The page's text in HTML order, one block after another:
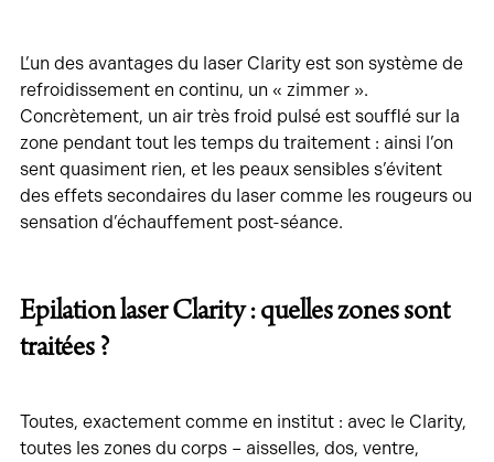
L’un des avantages du laser Clarity est son système de
refroidissement en continu, un « zimmer ».
Concrètement, un air très froid pulsé est soufflé sur la
zone pendant tout les temps du traitement : ainsi l’on
sent quasiment rien, et les peaux sensibles s’évitent
des effets secondaires du laser comme les rougeurs ou
sensation d’échauffement post-séance.
Epilation laser Clarity : quelles zones sont
traitées ?
Toutes, exactement comme en institut : avec le Clarity,
toutes les zones du corps – aisselles, dos, ventre,